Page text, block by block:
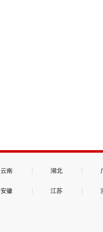
云南 湖北
安徽 江苏